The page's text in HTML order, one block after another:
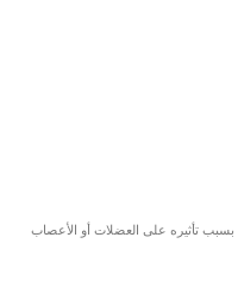
تأثيره على العضلات أو الأعصاب